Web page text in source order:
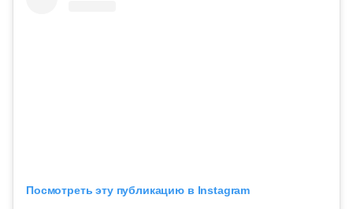
Посмотреть эту публикацию в Instagram